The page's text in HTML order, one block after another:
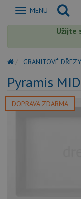
Zobrazit
MENU
Užijte
GRANITOVÉ DŘEZY
Pyramis
DOPRAVA ZDARMA